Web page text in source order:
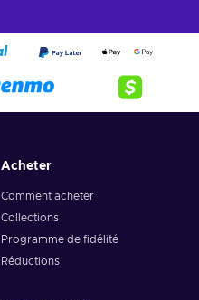
Acheter
Comment acheter
Collections
Programme de fidélité
Réductions